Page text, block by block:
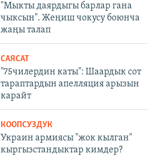
"Мыкты даярдыгы барлар гана
чыксын". Жеңиш чокусу боюнча
жаңы талап
САЯСАТ
"75чилердин каты": Шаардык сот
тараптардын апелляция арызын
карайт
КООПСУЗДУК
Украин армиясы "жок кылган"
кыргызстандыктар кимдер?